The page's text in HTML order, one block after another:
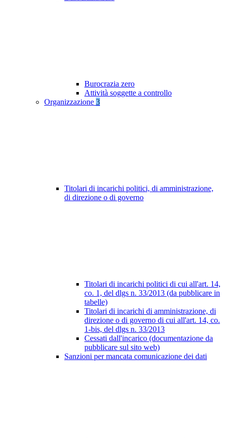
Burocrazia zero
Attività soggette a controllo
Organizzazione 3
Titolari di incarichi politici, di amministrazione,
di direzione o di governo
Titolari di incarichi politici di cui all'art. 14,
co. 1, del dlgs n. 33/2013 (da pubblicare in
tabelle)
Titolari di incarichi di amministrazione, di
direzione o di governo di cui all'art. 14, co.
1-bis, del dlgs n. 33/2013
Cessati dall'incarico (documentazione da
pubblicare sul sito web)
Sanzioni per mancata comunicazione dei dati